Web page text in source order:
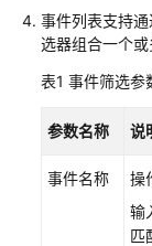
管
理
资
接
AOM
事件列表支持
选器组合一个或
表1 事件筛选参
参数名称 说
事件名称
操
输
匹